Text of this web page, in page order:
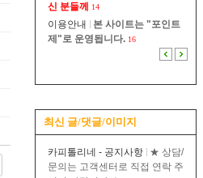
신 분들께
14
이용안내
본 사이트는 "포인트
제"로 운영됩니다. 16
최신 글/댓글/이미지
카피톨리네 - 공지사항
★ 상담/
문의는 고객센터로 직접 연락 주